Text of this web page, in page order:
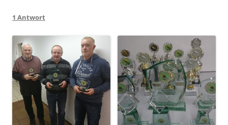
1 Antwort